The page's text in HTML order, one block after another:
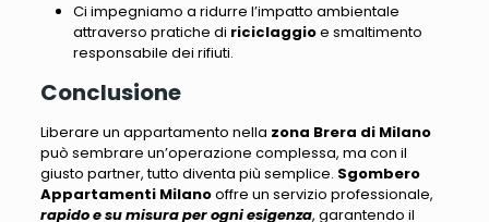
Ci impegniamo a ridurre l’impatto ambientale
attraverso pratiche di riciclaggioe smaltimento
responsabile dei rifiuti.
Conclusione
Liberare un appartamento nella zona Brera di Milano
può sembrare un’operazione complessa, ma con il
giusto partner, tutto diventa più semplice. Sgombero
Appartamenti Milanooffre un servizio professionale,
rapido e su misura per ogni esigenza, garantendo il